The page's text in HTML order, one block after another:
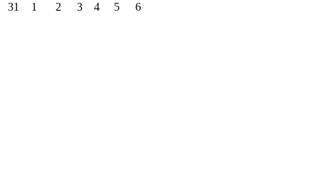
31
1 2 3 4 5 6